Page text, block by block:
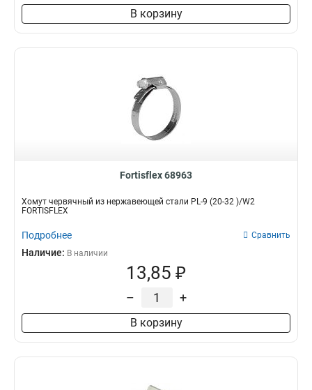
В корзину
Fortisflex 68963
Хомут червячный из нержавеющей стали PL-9 (20-32 )/W2
FORTISFLEX
Подробнее Сравнить
Наличие: В наличии
13,85 ₽
– +
В корзину